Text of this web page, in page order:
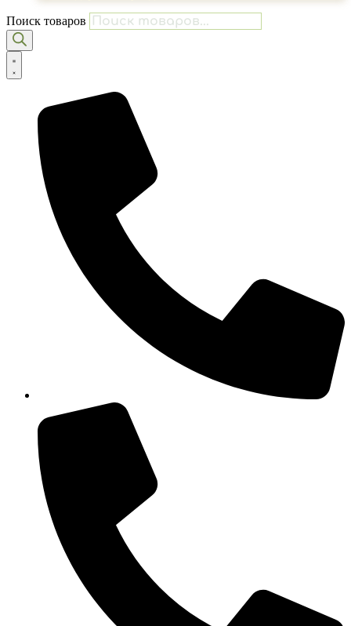
Поиск товаров